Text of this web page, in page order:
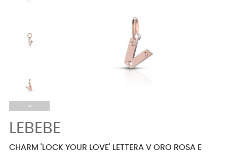
LEBEBE
CHARM 'LOCK YOUR LOVE' LETTERA V ORO ROSA E